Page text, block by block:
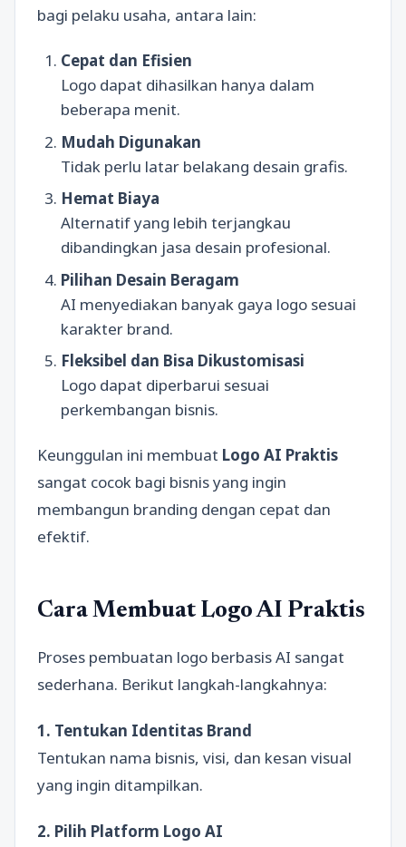
bagi pelaku usaha, antara lain:
Cepat dan Efisien
Logo dapat dihasilkan hanya dalam
beberapa menit.
Mudah Digunakan
Tidak perlu latar belakang desain grafis.
Hemat Biaya
Alternatif yang lebih terjangkau
dibandingkan jasa desain profesional.
Pilihan Desain Beragam
AI menyediakan banyak gaya logo sesuai
karakter brand.
Fleksibel dan Bisa Dikustomisasi
Logo dapat diperbarui sesuai
perkembangan bisnis.
Keunggulan ini membuat Logo AI Praktis
sangat cocok bagi bisnis yang ingin
membangun branding dengan cepat dan
efektif.
Cara Membuat Logo AI Praktis
Proses pembuatan logo berbasis AI sangat
sederhana. Berikut langkah-langkahnya:
1. Tentukan Identitas Brand
Tentukan nama bisnis, visi, dan kesan visual
yang ingin ditampilkan.
2. Pilih Platform Logo AI